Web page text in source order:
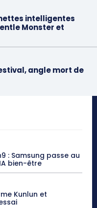
intelligentes
Monster et
estival, angle mort de
: Samsung passe au
bien-être
Kunlun et